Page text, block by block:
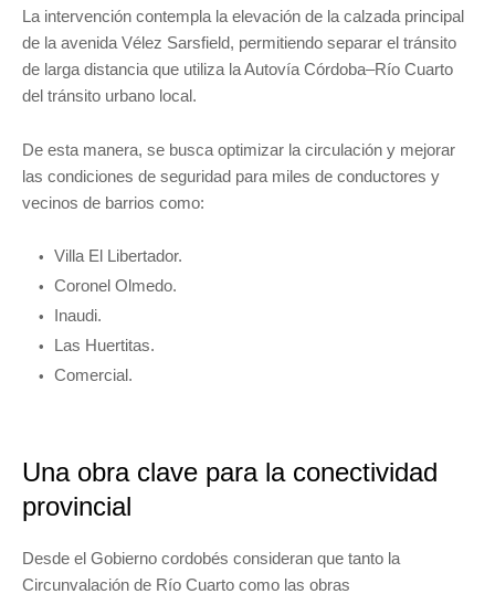
La intervención contempla la elevación de la calzada principal
de la avenida Vélez Sarsfield, permitiendo separar el tránsito
de larga distancia que utiliza la Autovía Córdoba–Río Cuarto
del tránsito urbano local.
De esta manera, se busca optimizar la circulación y mejorar
las condiciones de seguridad para miles de conductores y
vecinos de barrios como:
Villa El Libertador.
Coronel Olmedo.
Inaudi.
Las Huertitas.
Comercial.
Una obra clave para la conectividad
provincial
Desde el Gobierno cordobés consideran que tanto la
Circunvalación de Río Cuarto como las obras